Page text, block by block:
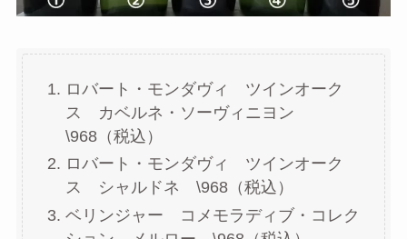
ロバート・モンダヴィ ツインオーク
ス カベルネ・ソーヴィニヨン
\968（税込）
ロバート・モンダヴィ ツインオーク
ス シャルドネ \968（税込）
ベリンジャー コメモラディブ・コレク